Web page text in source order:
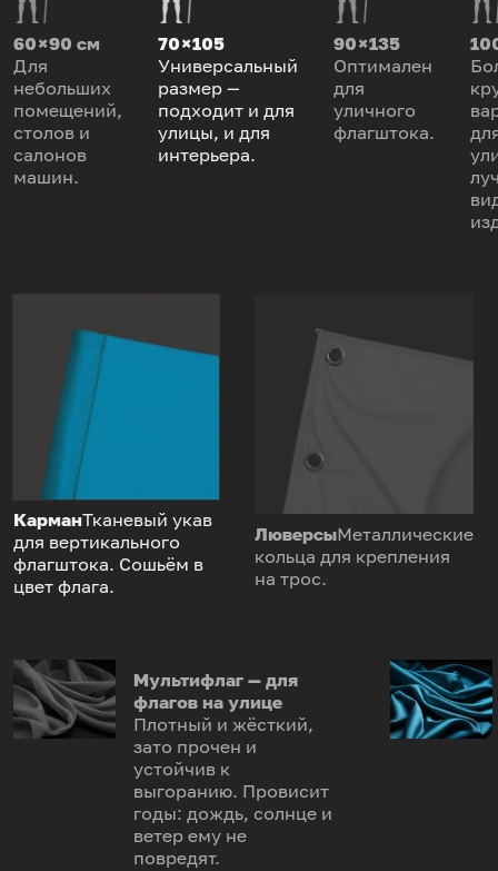
60 × 90 см
Для
небольших
помещений,
столов и
салонов
машин.
70 × 105
Универсальный
размер —
подходит и для
улицы, и для
интерьера.
90 × 135
Оптимален
для
уличного
флагштока.
КарманТканевый укав
для вертикального
флагштока. Сошьём в
цвет флага.
ЛюверсыМеталлические
кольца для крепления
на трос.
Мультифлаг — для
флагов на улице
Плотный и жёсткий,
зато прочен и
устойчив к
выгоранию. Провисит
годы: дождь, солнце и
ветер ему не
повредят.